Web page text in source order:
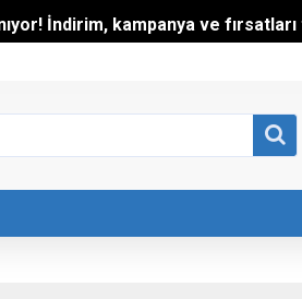
İndirim, kampanya ve